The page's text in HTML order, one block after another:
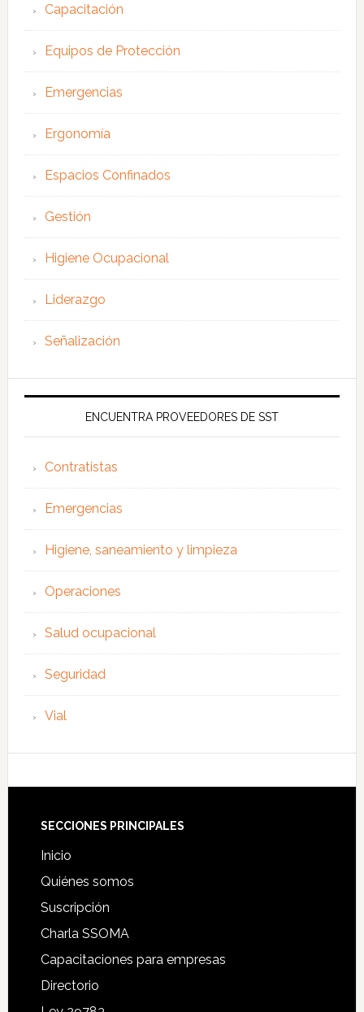
Capacitación
Equipos de Protección
Emergencias
Ergonomía
Espacios Confinados
Gestión
Higiene Ocupacional
Liderazgo
Señalización
ENCUENTRA PROVEEDORES DE SST
Contratistas
Emergencias
Higiene, saneamiento y limpieza
Operaciones
Salud ocupacional
Seguridad
Vial
Footer
SECCIONES PRINCIPALES
Inicio
Quiénes somos
Suscripción
Charla SSOMA
Capacitaciones para empresas
Directorio